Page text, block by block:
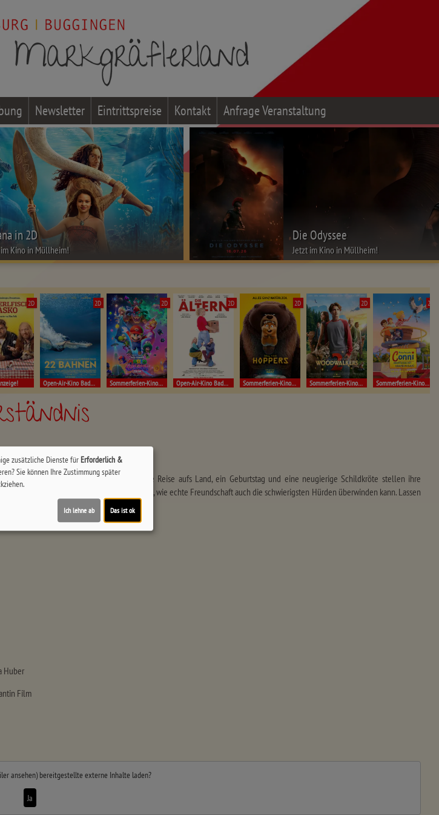
Newsletter Eintrittspreise Kontakt Anfrage Veranstaltung
in 2D
Kino in Müllheim!
Die Odyssee
Jetzt im Kino in Müllheim!
2D 2D
Open-Air-Kino Badenweiler!
2D
Sommerferien-Kino Müllheim
2D
Open-Air-Kino Badenweiler!
2D
Sommerferien-Kino Müllheim
2D
Sommerferien-Kino Müllheim
2D
Sommerferien-Kino Müllheim
und seinen kleinen Koboldfreund. Eine Reise aufs Land, ein Geburtstag und eine neugierige Schildkröte stellen ihre
beiden auseinanderzubringen. Erleben Sie, wie echte Freundschaft auch die schwierigsten Hürden überwinden kann. Lassen
Huber
Film
ansehen) bereitgestellte externe Inhalte laden?
Ja
zusätzliche Dienste für Erforderlich &
Sie können Ihre Zustimmung später
Ich lehne ab Das ist ok